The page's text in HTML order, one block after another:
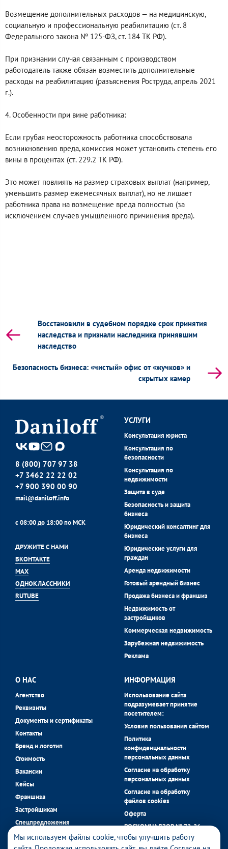
Возмещение дополнительных расходов — на медицинскую,
социальную и профессиональную реабилитацию (ст. 8
Федерального закона № 125-ФЗ, ст. 184 ТК РФ).
При признании случая связанным с производством
работодатель также обязан возместить дополнительные
расходы на реабилитацию (разъяснения Роструда, апрель 2021
г.).
4. Особенности при вине работника:
Если грубая неосторожность работника способствовала
возникновению вреда, комиссия может установить степень его
вины в процентах (ст. 229.2 ТК РФ).
Это может повлиять на размер страховых выплат (например,
уменьшить размер ежемесячных выплат), но не лишает
работника права на возмещение вреда полностью (за
исключением случаев умышленного причинения вреда).
Восстановили в судебном порядке срок принятия
наследства и признали наследника принявшим
наследство
Безопасность бизнеса: «чистый» офис от «жучков» и
скрытых камер
Мы используем файлы cookie, чтобы улучшить работу
8 (800) 707 97 38
+7 3462 22 22 02
+7 900 390 00 90
mail@daniloff.info
с 08:00 до 18:00 по МСК
ДРУЖИТЕ С НАМИ
ВКОНТАКТЕ
MAX
ОДНОКЛАССНИКИ
RUTUBE
УСЛУГИ
Консультация юриста
Консультация по
безопасности
Консультация по
недвижимости
Защита в суде
Безопасность и защита
бизнеса
Юридический консалтинг для
бизнеса
Юридические услуги для
граждан
Аренда недвижимости
Готовый арендный бизнес
Продажа бизнеса и франшиз
Недвижимость от
застройщиков
Коммерческая недвижимость
Зарубежная недвижимость
Реклама
О НАС
Агентство
Реквизиты
Документы и сертификаты
Контакты
Бренд и логотип
Стоимость
Вакансии
Кейсы
Франшиза
Застройщикам
Спецпредложения
Блог
ИНФОРМАЦИЯ
Использование сайта
подразумевает принятие
посетителем:
Условия пользования сайтом
Политика
конфиденциальности
персональных данных
Согласие на обработку
персональных данных
Согласие на обработку
файлов cookies
Оферта
РОСКОМНАДЗОР № 72-26-
058056 в реестре операторов
персональных данных.